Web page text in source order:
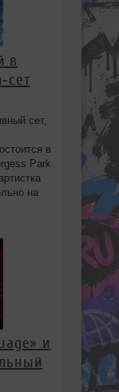
в
сет,
в
Park
на
и